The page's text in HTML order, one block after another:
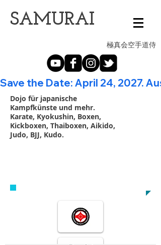
​SAMURAI
極真会空手道侍
Save the Date: April 24,
Dojo für japanische
Kampfkünste und mehr.
Karate, Kyokushin, Boxen,
Kickboxen, Thaiboxen, Aikido,
Judo, BJJ, Kudo.